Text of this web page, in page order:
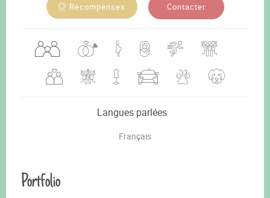
Récompenses Contacter
Langues parlées
Français
Portfolio